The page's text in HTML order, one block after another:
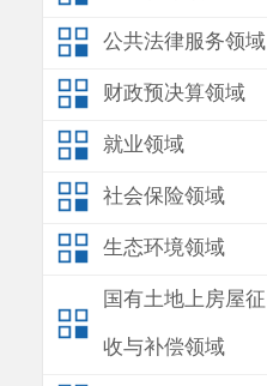
公共法律服务领域
财政预决算领域
就业领域
社会保险领域
生态环境领域
国有土地上房屋征
收与补偿领域